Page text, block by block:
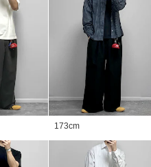
173cm